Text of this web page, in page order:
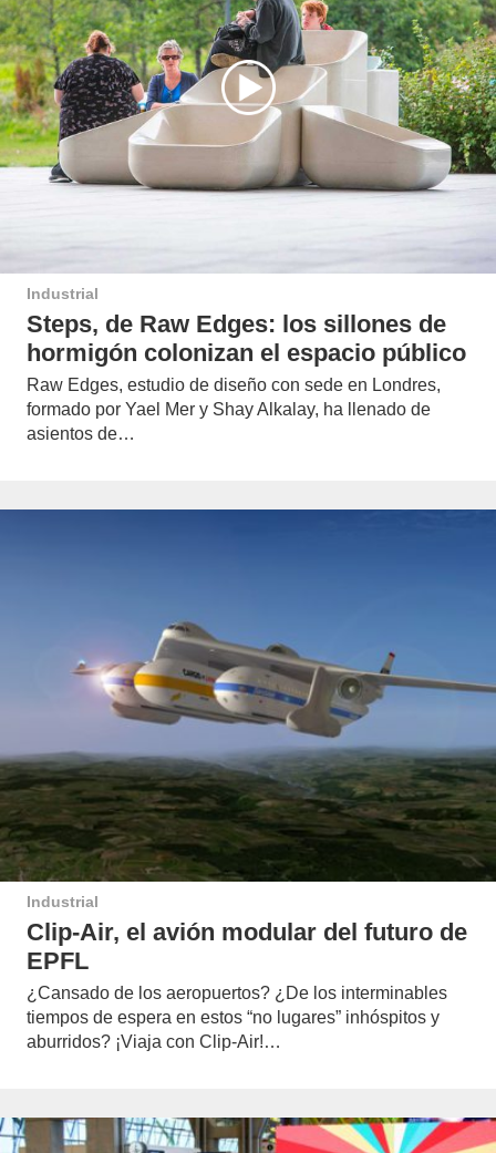
Industrial
Steps, de Raw Edges: los sillones de
hormigón colonizan el espacio público
Raw Edges, estudio de diseño con sede en Londres,
formado por Yael Mer y Shay Alkalay, ha llenado de
asientos de…
Industrial
Clip-Air, el avión modular del futuro de
EPFL
¿Cansado de los aeropuertos? ¿De los interminables
tiempos de espera en estos “no lugares” inhóspitos y
aburridos? ¡Viaja con Clip-Air!…